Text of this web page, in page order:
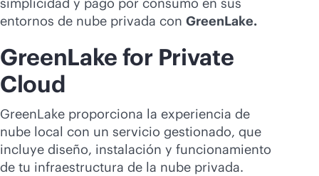
entornos de nube privada con GreenLake.
GreenLake for Private
Cloud
GreenLake proporciona la experiencia de
nube local con un servicio gestionado, que
incluye diseño, instalación y funcionamiento
de tu infraestructura de la nube privada.